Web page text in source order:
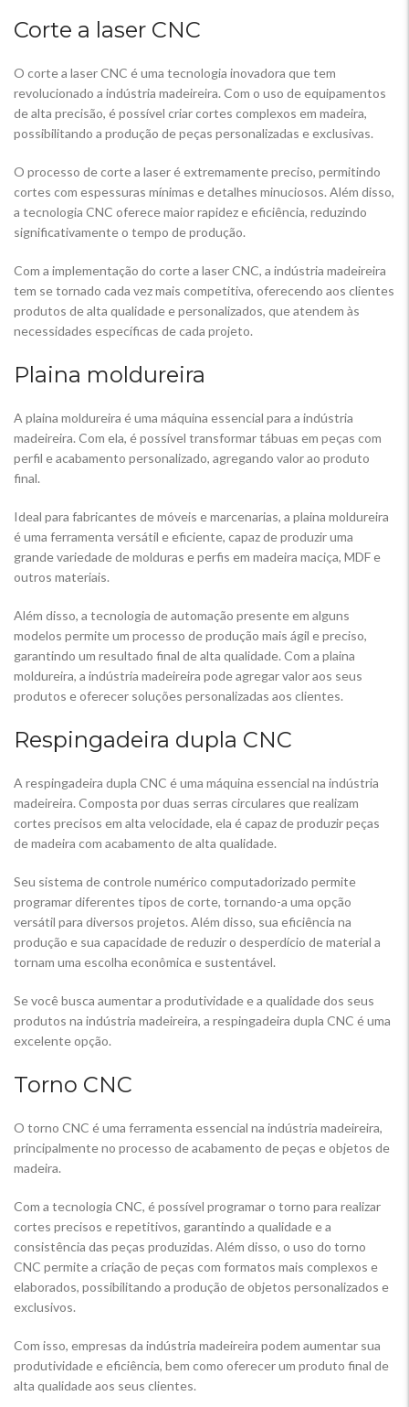
Corte a laser CNC
O corte a laser CNC é uma tecnologia inovadora que tem
revolucionado a indústria madeireira. Com o uso de equipamentos
de alta precisão, é possível criar cortes complexos em madeira,
possibilitando a produção de peças personalizadas e exclusivas.
O processo de corte a laser é extremamente preciso, permitindo
cortes com espessuras mínimas e detalhes minuciosos. Além disso,
a tecnologia CNC oferece maior rapidez e eficiência, reduzindo
significativamente o tempo de produção.
Com a implementação do corte a laser CNC, a indústria madeireira
tem se tornado cada vez mais competitiva, oferecendo aos clientes
produtos de alta qualidade e personalizados, que atendem às
necessidades específicas de cada projeto.
Plaina moldureira
A plaina moldureira é uma máquina essencial para a indústria
madeireira. Com ela, é possível transformar tábuas em peças com
perfil e acabamento personalizado, agregando valor ao produto
final.
Ideal para fabricantes de móveis e marcenarias, a plaina moldureira
é uma ferramenta versátil e eficiente, capaz de produzir uma
grande variedade de molduras e perfis em madeira maciça, MDF e
outros materiais.
Além disso, a tecnologia de automação presente em alguns
modelos permite um processo de produção mais ágil e preciso,
garantindo um resultado final de alta qualidade. Com a plaina
moldureira, a indústria madeireira pode agregar valor aos seus
produtos e oferecer soluções personalizadas aos clientes.
Respingadeira dupla CNC
A respingadeira dupla CNC é uma máquina essencial na indústria
madeireira. Composta por duas serras circulares que realizam
cortes precisos em alta velocidade, ela é capaz de produzir peças
de madeira com acabamento de alta qualidade.
Seu sistema de controle numérico computadorizado permite
programar diferentes tipos de corte, tornando-a uma opção
versátil para diversos projetos. Além disso, sua eficiência na
produção e sua capacidade de reduzir o desperdício de material a
tornam uma escolha econômica e sustentável.
Se você busca aumentar a produtividade e a qualidade dos seus
produtos na indústria madeireira, a respingadeira dupla CNC é uma
excelente opção.
Torno CNC
O torno CNC é uma ferramenta essencial na indústria madeireira,
principalmente no processo de acabamento de peças e objetos de
madeira.
Com a tecnologia CNC, é possível programar o torno para realizar
cortes precisos e repetitivos, garantindo a qualidade e a
consistência das peças produzidas. Além disso, o uso do torno
CNC permite a criação de peças com formatos mais complexos e
elaborados, possibilitando a produção de objetos personalizados e
exclusivos.
Com isso, empresas da indústria madeireira podem aumentar sua
produtividade e eficiência, bem como oferecer um produto final de
alta qualidade aos seus clientes.